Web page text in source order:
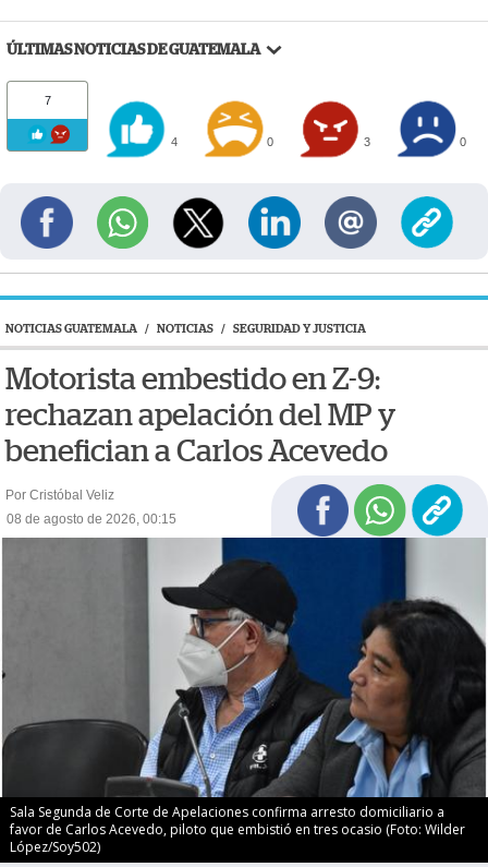
ÚLTIMAS NOTICIAS DE GUATEMALA
7
4 0 3 0
NOTICIAS GUATEMALA / NOTICIAS / SEGURIDAD Y JUSTICIA
Motorista embestido en Z-9:
rechazan apelación del MP y
benefician a Carlos Acevedo
Por Cristóbal Veliz
08 de agosto de 2026, 00:15
Sala Segunda de Corte de Apelaciones confirma arresto domiciliario a
favor de Carlos Acevedo, piloto que embistió en tres ocasio (Foto: Wilder
López/Soy502)